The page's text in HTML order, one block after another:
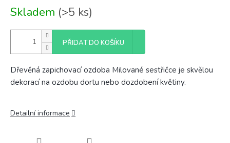
cena:
Skladem (>5 ks)
PŘIDAT DO KOŠÍKU
Dřevěná zapichovací ozdoba Milované sestřičce je skvělou
dekorací na ozdobu dortu nebo dozdobení květiny.
Detailní informace